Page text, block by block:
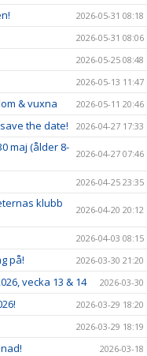
2026-05-31 08:18
2026-05-31 08:06
2026-05-25 08:48
2026-05-13 11:47
& vuxna 2026-05-11 20:46
the date! 2026-04-27 17:33
maj (ålder 8- 2026-04-27 07:46
2026-04-25 23:35
klubb
2026-04-20 20:12
2026-04-03 08:15
på! 2026-03-30 21:20
vecka 13 & 14 2026-03-30
2026-03-29 18:20
2026-03-29 18:19
2026-03-18